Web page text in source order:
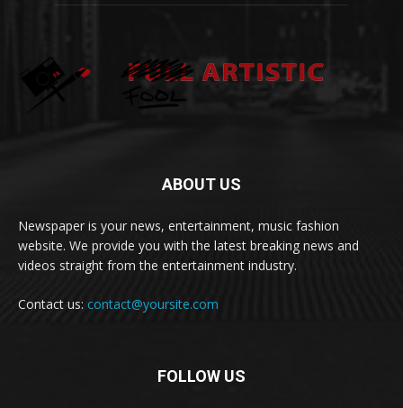
ABOUT US
Newspaper is your news, entertainment, music fashion
website. We provide you with the latest breaking news and
videos straight from the entertainment industry.
Contact us: contact@yoursite.com
FOLLOW US